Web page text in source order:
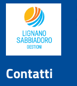
Contatti